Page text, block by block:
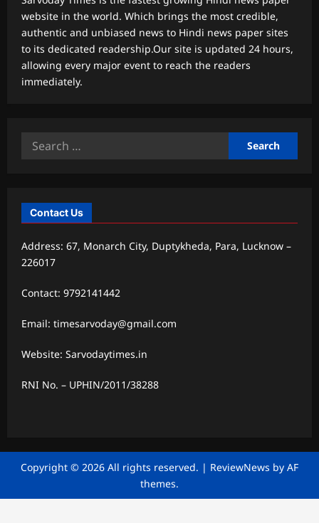
website in the world. Which brings the most credible,
authentic and unbiased news to Hindi news paper sites
to its dedicated readership.Our site is updated 24 hours,
allowing every major event to reach the readers
immediately.
Search
Contact Us
Address: 67, Monarch City, Duptykheda, Para, Lucknow –
226017
Contact: 9792141442
Email: timesarvoday@gmail.com
Website: Sarvodaytimes.in
RNI No. – UPHIN/2011/38288
Copyright © 2026 All rights reserved. | ReviewNews by AF
themes.